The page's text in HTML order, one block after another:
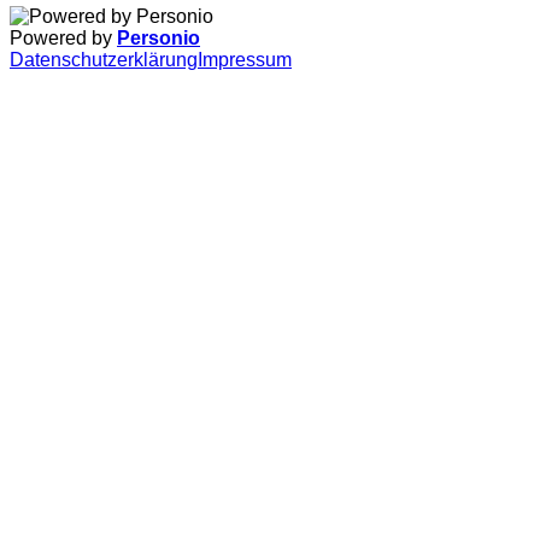
Powered by Personio
Datenschutzerklärung Impressum